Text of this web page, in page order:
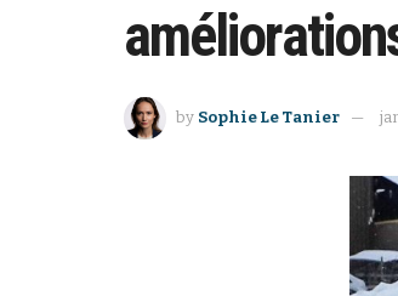
by Sophie Le Tanier